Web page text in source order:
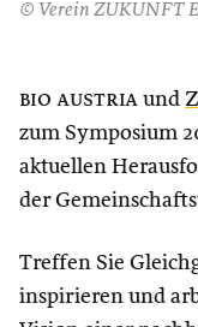
© Verein ZUKUNFT
bio austria und
zum Symposium
aktuellen
der
Treffen Sie
inspirieren und